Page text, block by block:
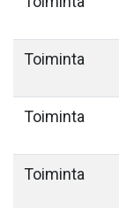
Toiminta
Toiminta
Toiminta